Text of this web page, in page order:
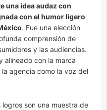
una idea audaz con
con el humor ligero
. Fue una elección
comprensión de
y las audiencias.
alineado con la marca
agencia como la voz del
son una muestra de